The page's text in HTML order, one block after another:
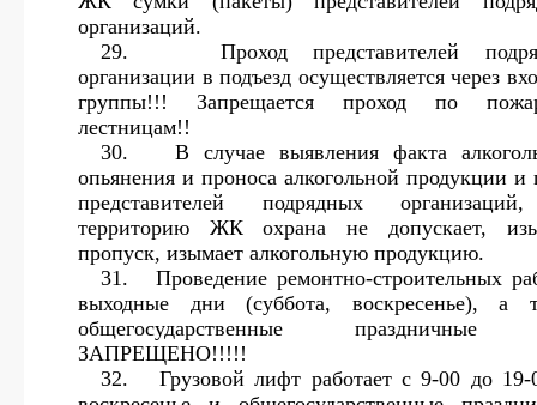
организаций.
29.
Проход представителей
организации в подъезд осуществляется через
группы!!! Запрещается проход по
лестницам!!
30.
В случае выявления факта
опьянения и проноса алкогольной продукции и
представителей подрядных
территорию ЖК охрана не допускает,
пропуск, изымает алкогольную продукцию.
31.
Проведение ремонтно-строительных
выходные дни (суббота, воскресенье), а
общегосударственные праздничные
ЗАПРЕЩЕНО!!!!!
32.
Грузовой лифт работает с 9-00 до